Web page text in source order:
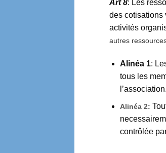
Art 8: Les
des cotisations
activités
autres
Alinéa 1:
tous les
l’association.
Alinéa 2:
contrôlée